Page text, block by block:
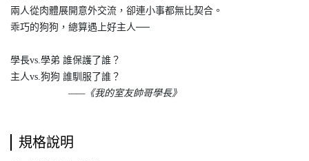
兩人從肉體展開意外交流，卻連小事都無比契合。
乖巧的狗狗，總算遇上好主人──
學長vs.學弟 誰保護了誰？
主人vs.狗狗 誰馴服了誰？
——《我的室友帥哥學長》
規格說明